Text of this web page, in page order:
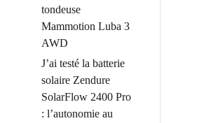
tondeuse
Mammotion Luba 3
AWD
J’ai testé la batterie
solaire Zendure
SolarFlow 2400 Pro
: l’autonomie au